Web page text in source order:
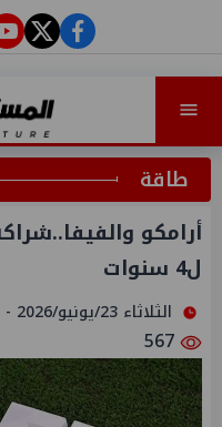
طاقة
ل4 سنوات
الثلاثاء 23/يونيو/2026 - 10:28 م